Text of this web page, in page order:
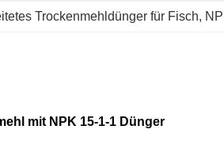
Trockenmehldünger für Fisch,
mit NPK 15-1-1 Dünger